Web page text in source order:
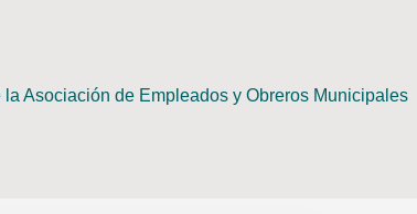
Asociación de Empleados y Obreros Municipales